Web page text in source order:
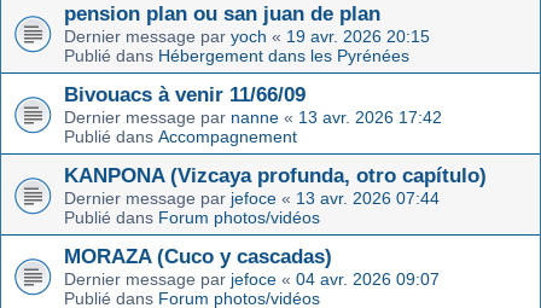
pension plan ou san juan de plan
Dernier message par yoch « 19 avr. 2026 20:15
Publié dans Hébergement dans les Pyrénées
Bivouacs à venir 11/66/09
Dernier message par nanne « 13 avr. 2026 17:42
Publié dans Accompagnement
KANPONA (Vizcaya profunda, otro capítulo)
Dernier message par jefoce « 13 avr. 2026 07:44
Publié dans Forum photos/vidéos
MORAZA (Cuco y cascadas)
Dernier message par jefoce « 04 avr. 2026 09:07
Publié dans Forum photos/vidéos